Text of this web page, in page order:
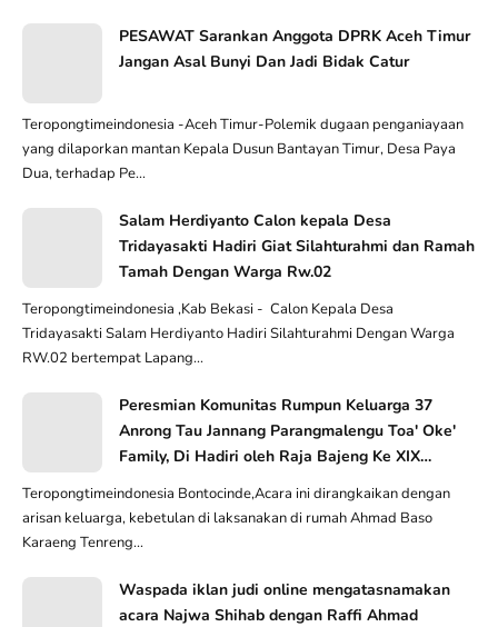
PESAWAT Sarankan Anggota DPRK Aceh Timur
Jangan Asal Bunyi Dan Jadi Bidak Catur
Teropongtimeindonesia -Aceh Timur-Polemik dugaan penganiayaan
yang dilaporkan mantan Kepala Dusun Bantayan Timur, Desa Paya
Dua, terhadap Pe...
Salam Herdiyanto Calon kepala Desa
Tridayasakti Hadiri Giat Silahturahmi dan Ramah
Tamah Dengan Warga Rw.02
Teropongtimeindonesia ,Kab Bekasi - Calon Kepala Desa
Tridayasakti Salam Herdiyanto Hadiri Silahturahmi Dengan Warga
RW.02 bertempat Lapang...
Peresmian Komunitas Rumpun Keluarga 37
Anrong Tau Jannang Parangmalengu Toa' Oke'
Family, Di Hadiri oleh Raja Bajeng Ke XIX
Karaeng Loe Ri Bajeng II Bersama Permaisuri
Teropongtimeindonesia Bontocinde,Acara ini dirangkaikan dengan
arisan keluarga, kebetulan di laksanakan di rumah Ahmad Baso
Karaeng Tenreng...
Waspada iklan judi online mengatasnamakan
acara Najwa Shihab dengan Raffi Ahmad